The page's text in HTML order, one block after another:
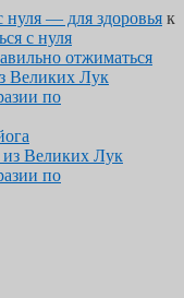
нуля — для здоровья к
с нуля
отжиматься
Великих Лук
по
Великих Лук
по